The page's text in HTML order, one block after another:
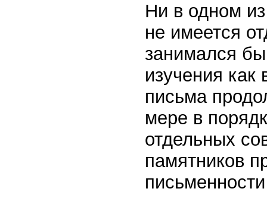
Ни в одном из
не имеется
занимался
изучения как
письма
мере в
отдельных
памятников